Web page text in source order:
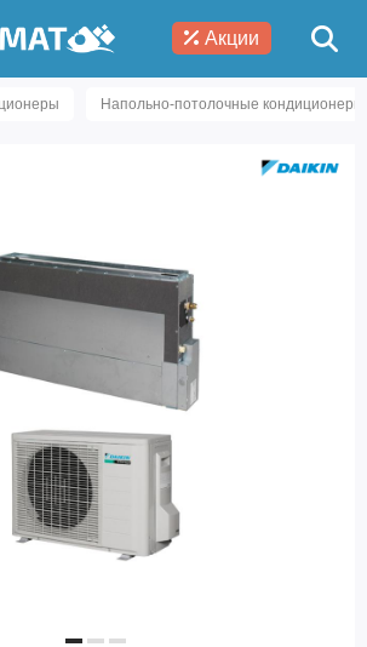
Акции
Напольно-потолочные кондиционеры